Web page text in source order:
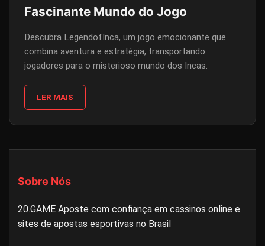
Fascinante Mundo do Jogo
Descubra LegendofInca, um jogo emocionante que
combina aventura e estratégia, transportando
jogadores para o misterioso mundo dos Incas.
LER MAIS
Sobre Nós
20.GAME Aposte com confiança em cassinos online e
sites de apostas esportivas no Brasil